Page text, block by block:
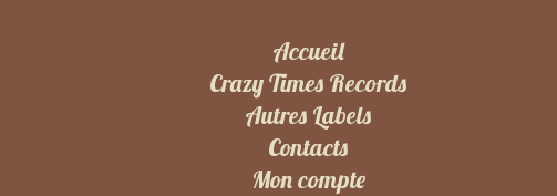
Accueil
Crazy Times Records
Autres Labels
Contacts
Mon compte